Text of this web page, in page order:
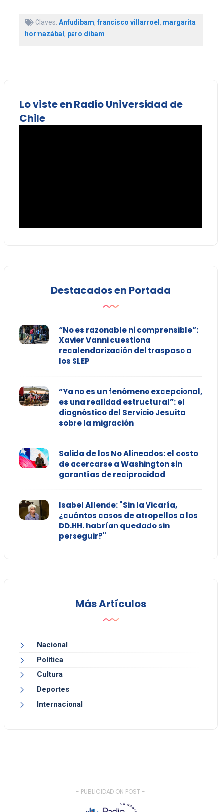
Claves: Anfudibam,francisco villarroel, margarita
hormazábal, paro dibam
Lo viste en Radio Universidad de
Chile
Destacados en Portada
“No es razonable ni comprensible”:
Xavier Vanni cuestiona
recalendarización del traspaso a
los SLEP
“Ya no es un fenómeno excepcional,
es una realidad estructural”: el
diagnóstico del Servicio Jesuita
sobre la migración
Salida de los No Alineados: el costo
de acercarse a Washington sin
garantías de reciprocidad
Isabel Allende: "Sin la Vicaría,
¿cuántos casos de atropellos a los
DD.HH. habrían quedado sin
perseguir?"
Más Artículos
Nacional
Política
Cultura
Deportes
Internacional
- PUBLICIDAD ON POST -